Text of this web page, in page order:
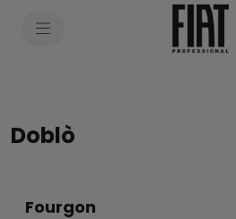
Doblò
Fourgon